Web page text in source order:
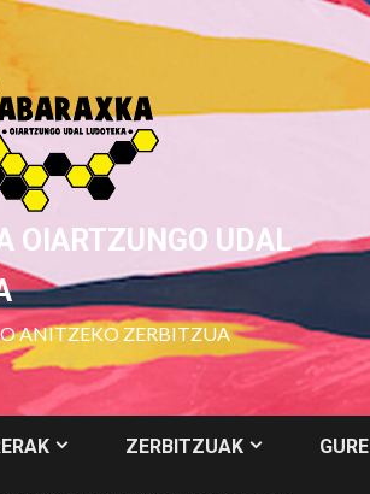
OIARTZUNGO UDAL
ANITZEKO ZERBITZUA
ZERBITZUAK